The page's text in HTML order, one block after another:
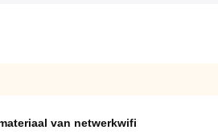
van netwerkwifi